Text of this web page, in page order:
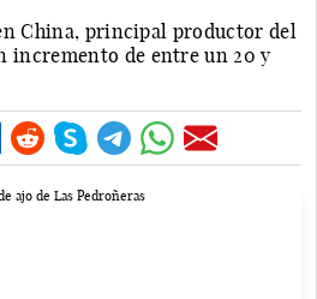
China, principal productor del
incremento de entre un 20 y